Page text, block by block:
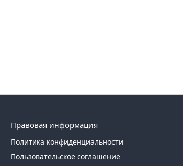
Правовая информация
Политика конфиденциальности
Пользовательское соглашение